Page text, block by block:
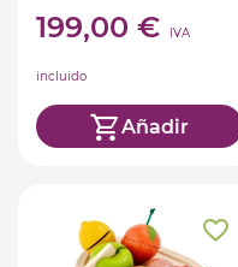
199,00 € IVA
incluido
Añadir